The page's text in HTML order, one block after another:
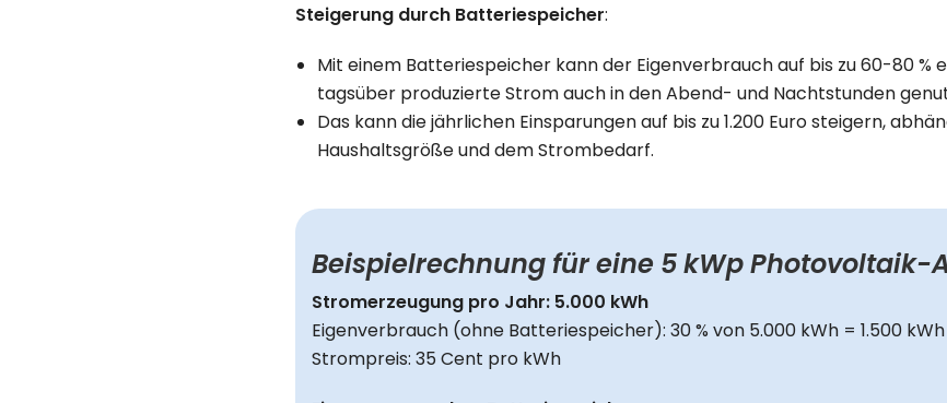
Steigerung durch Batteriespeicher:
Mit einem Batteriespeicher kann der Eigenverbrauch auf bis zu 60-80 %
tagsüber produzierte Strom auch in den Abend- und Nachtstunden
Das kann die jährlichen Einsparungen auf bis zu 1.200 Euro steigern,
Haushaltsgröße und dem Strombedarf.
Beispielrechnung für eine 5 kWp Photovoltaik-
Stromerzeugung pro Jahr: 5.000 kWh
Eigenverbrauch (ohne Batteriespeicher): 30 % von 5.000 kWh = 1.500 kWh
Strompreis: 35 Cent pro kWh